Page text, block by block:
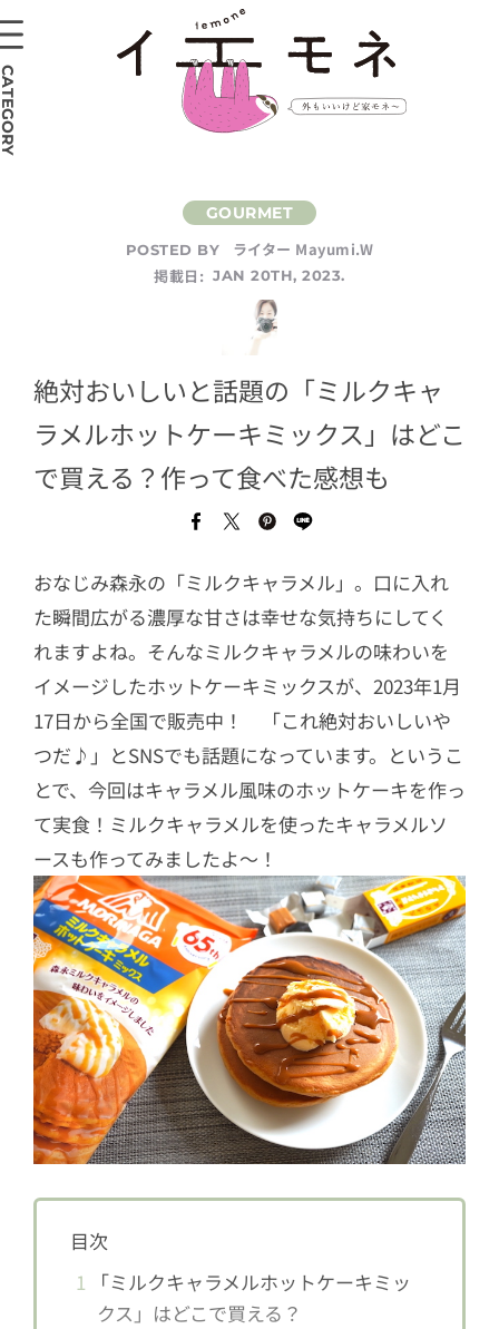
POSTED BY
ライター Mayumi.W
掲載日: JAN 20TH, 2023.
絶対おいしいと話題の「ミルクキャ
ラメルホットケーキミックス」はどこ
で買える？作って食べた感想も
おなじみ森永の「ミルクキャラメル」。口に入れ
た瞬間広がる濃厚な甘さは幸せな気持ちにしてく
れますよね。そんなミルクキャラメルの味わいを
イメージしたホットケーキミックスが、2023年1月
17日から全国で販売中！ 「これ絶対おいしいや
つだ♪」とSNSでも話題になっています。というこ
とで、今回はキャラメル風味のホットケーキを作っ
て実食！ミルクキャラメルを使ったキャラメルソ
ースも作ってみましたよ〜！
目次
1 「ミルクキャラメルホットケーキミッ
クス」はどこで買える？